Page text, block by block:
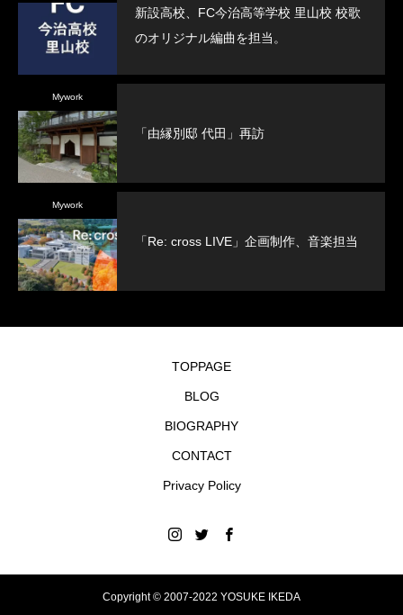
新設高校、FC今治高等学校 里山校 校歌
のオリジナル編曲を担当。
Mywork
「由縁別邸 代田」再訪
Mywork
「Re: cross LIVE」企画制作、音楽担当
TOPPAGE
BLOG
BIOGRAPHY
CONTACT
Privacy Policy
Copyright © 2007-2022 YOSUKE IKEDA